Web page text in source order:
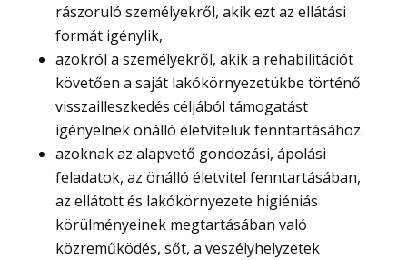
rászoruló személyekről, akik ezt az ellátási
formát igénylik,
azokról a személyekről, akik a rehabilitációt
követően a saját lakókörnyezetükbe történő
visszailleszkedés céljából támogatást
igényelnek önálló életvitelük fenntartásához.
azoknak az alapvető gondozási, ápolási
feladatok, az önálló életvitel fenntartásában,
az ellátott és lakókörnyezete higiéniás
körülményeinek megtartásában való
közreműködés, sőt, a veszélyhelyzetek